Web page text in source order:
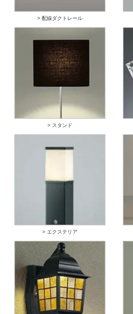
> 配線ダクトレール
> スタンド
> エクステリア